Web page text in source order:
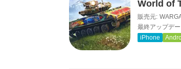
World of
販売元:
最終アップデ
iPhone